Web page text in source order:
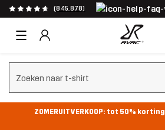
(845.878)
Zoeken wissen
ZOMERUITVERKOOP: tot 50% korting